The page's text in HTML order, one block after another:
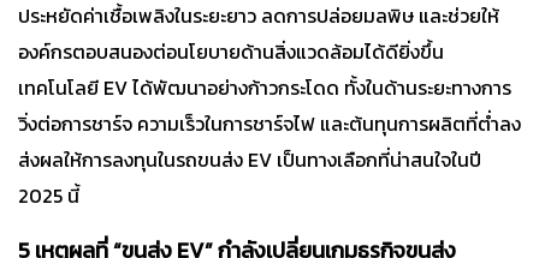
ประหยัดค่าเชื้อเพลิงในระยะยาว ลดการปล่อยมลพิษ และช่วยให้
องค์กรตอบสนองต่อนโยบายด้านสิ่งแวดล้อมได้ดียิ่งขึ้น
เทคโนโลยี EV ได้พัฒนาอย่างก้าวกระโดด ทั้งในด้านระยะทางการ
วิ่งต่อการชาร์จ ความเร็วในการชาร์จไฟ และต้นทุนการผลิตที่ต่ำลง
ส่งผลให้การลงทุนในรถขนส่ง EV เป็นทางเลือกที่น่าสนใจในปี
2025 นี้
5 เหตุผลที่ “ขนส่ง EV” กำลังเปลี่ยนเกมธุรกิจขนส่ง